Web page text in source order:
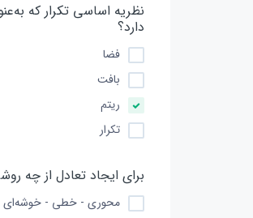
نظریه اساسی تکرار که
دارد؟
فضا
بافت
ریتم
تکرار
برای ایجاد تعادل از چه
محوری - خطی - خوشه‌ای